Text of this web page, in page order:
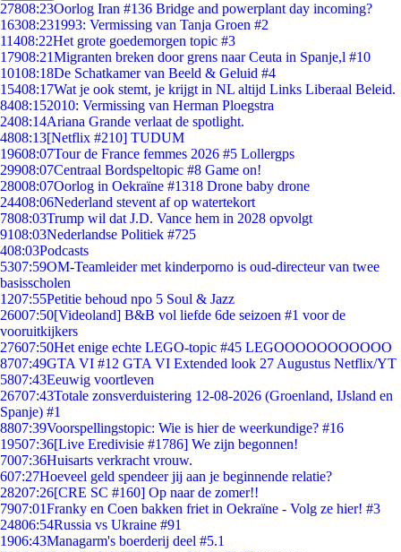
27808:23Oorlog Iran #136 Bridge and powerplant day incoming?
16308:231993: Vermissing van Tanja Groen #2
11408:22Het grote goedemorgen topic #3
17908:21Migranten breken door grens naar Ceuta in Spanje,l #10
10108:18De Schatkamer van Beeld & Geluid #4
15408:17Wat je ook stemt, je krijgt in NL altijd Links Liberaal Beleid.
8408:152010: Vermissing van Herman Ploegstra
2408:14Ariana Grande verlaat de spotlight.
4808:13[Netflix #210] TUDUM
19608:07Tour de France femmes 2026 #5 Lollergps
29908:07Centraal Bordspeltopic #8 Game on!
28008:07Oorlog in Oekraïne #1318 Drone baby drone
24408:06Nederland stevent af op watertekort
7808:03Trump wil dat J.D. Vance hem in 2028 opvolgt
9108:03Nederlandse Politiek #725
408:03Podcasts
5307:59OM-Teamleider met kinderporno is oud-directeur van twee
basisscholen
1207:55Petitie behoud npo 5 Soul & Jazz
26007:50[Videoland] B&B vol liefde 6de seizoen #1 voor de
vooruitkijkers
27607:50Het enige echte LEGO-topic #45 LEGOOOOOOOOOOO
8707:49GTA VI #12 GTA VI Extended look 27 Augustus Netflix/YT
5807:43Eeuwig voortleven
26707:43Totale zonsverduistering 12-08-2026 (Groenland, IJsland en
Spanje) #1
8807:39Voorspellingstopic: Wie is hier de weerkundige? #16
19507:36[Live Eredivisie #1786] We zijn begonnen!
7007:36Huisarts verkracht vrouw.
607:27Hoeveel geld spendeer jij aan je beginnende relatie?
28207:26[CRE SC #160] Op naar de zomer!!
7907:01Franky en Coen bakken friet in Oekraïne - Volg ze hier! #3
24806:54Russia vs Ukraine #91
1906:43Managarm's boerderij deel #5.1